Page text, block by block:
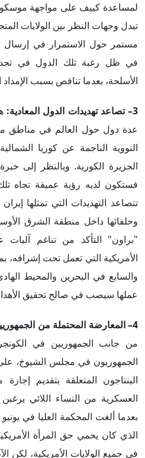
لمساعدة كييف على مواجهة
تبدل وجهات النظر بين الولايات
مستمر حول الاستمرار في إرسال
في ظل رغبة تلك الدول في
الأسلحة، بعدما تناقص بسبب
3– تصاعد تهديدات الدول المعادية:
عدة دول حول العالم في مناطق
النووية الناجمة عن كوريا
الجزيرة الكورية. وبالنظر إلى
فستكون لديه رؤية عميقة تجاه
تتصاعد التهديدات التي تمثلها
وحلفائها داخل منطقة الشرق
"براون" التأكد من تناغم
الأمريكية التي تعمل تحت
والسابع في البحرين والمحيط
عملها سيصب في صالح تحقيق
4– المعارضة المحتملة من الجمهوريين:
من جانب الجمهوريين في
الجمهوريون في مجلس الشيوخ،
البنتاجون المتعلقة بتقديم
العسكرية من النساء اللائي
الذي كان يحمي حق المرأة
في جميع الولايات الأمريكية، لكن